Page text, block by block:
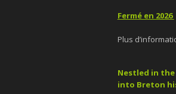
Fermé en 2026
Plus
Nestled in
into Breton